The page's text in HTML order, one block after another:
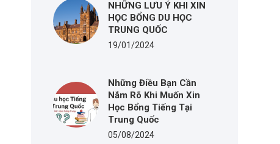
NHỮNG LƯU Ý KHI XIN
HỌC BỔNG DU HỌC
TRUNG QUỐC
19/01/2024
Những Điều Bạn Cần
Nắm Rõ Khi Muốn Xin
Học Bổng Tiếng Tại
Trung Quốc
05/08/2024